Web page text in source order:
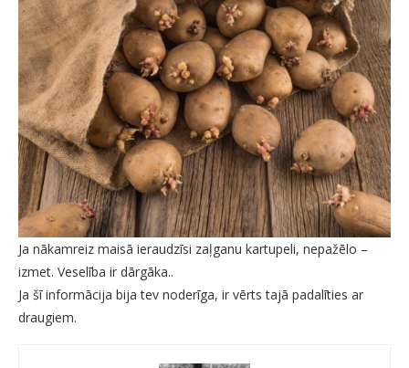
Ja nākamreiz maisā ieraudzīsi zaļganu kartupeli, nepažēlo –
izmet. Veselība ir dārgāka..
Ja šī informācija bija tev noderīga, ir vērts tajā padalīties ar
draugiem.